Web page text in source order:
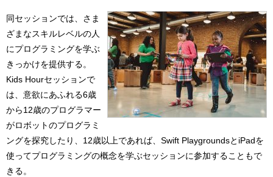
同セッションでは、さま
ざまなスキルレベルの人
にプログラミングを学ぶ
きっかけを提供する。
Kids Hourセッションで
は、意欲にあふれる6歳
から12歳のプログラマー
がロボットのプログラミ
ングを探究したり、12歳以上であれば、Swift PlaygroundsとiPadを
使ってプログラミングの概念を学ぶセッションに参加することもで
きる。